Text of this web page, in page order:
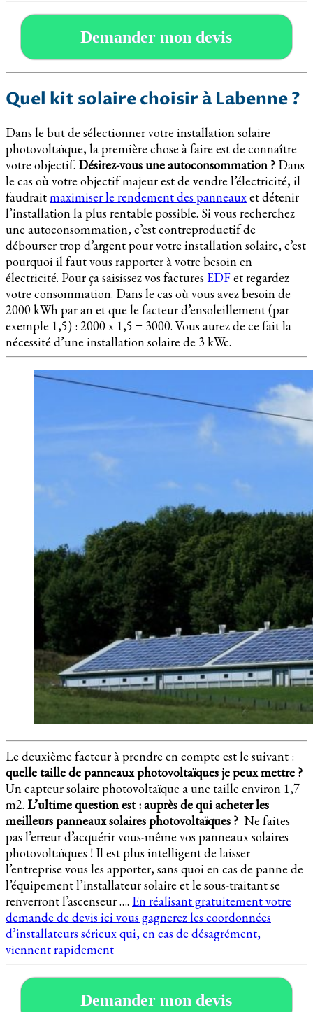
Demander mon devis
Quel kit solaire choisir à Labenne ?
Dans le but de sélectionner votre installation solaire
photovoltaïque, la première chose à faire est de connaître
votre objectif. Désirez-vous une autoconsommation ? Dans
le cas où votre objectif majeur est de vendre l’électricité, il
faudrait maximiser le rendement des panneauxet détenir
l’installation la plus rentable possible. Si vous recherchez
une autoconsommation, c’est contreproductif de
débourser trop d’argent pour votre installation solaire, c’est
pourquoi il faut vous rapporter à votre besoin en
électricité. Pour ça saisissez vos factures EDFet regardez
votre consommation. Dans le cas où vous avez besoin de
2000 kWh par an et que le facteur d’ensoleillement (par
exemple 1,5) : 2000 x 1,5 = 3000. Vous aurez de ce fait la
nécessité d’une installation solaire de 3 kWc.
Le deuxième facteur à prendre en compte est le suivant :
quelle taille de panneaux photovoltaïques je peux mettre ?
Un capteur solaire photovoltaïque a une taille environ 1,7
m2. L’ultime question est : auprès de qui acheter les
meilleurs panneaux solaires photovoltaïques ? Ne faites
pas l’erreur d’acquérir vous-même vos panneaux solaires
photovoltaïques ! Il est plus intelligent de laisser
l’entreprise vous les apporter, sans quoi en cas de panne de
l’équipement l’installateur solaire et le sous-traitant se
renverront l’ascenseur …. En réalisant gratuitement votre
demande de devis ici vous gagnerez les coordonnées
d’installateurs sérieux qui, en cas de désagrément,
viennent rapidement
Demander mon devis